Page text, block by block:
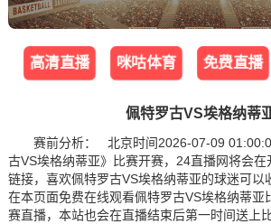
高清直播 咪咕体育 免费直播
佩特罗古VS埃格纳蒂
赛前分析： 北京时间2026-07-09
古VS埃格纳蒂亚》比赛开赛，24直播网将会在
链接，喜欢佩特罗古VS埃格纳蒂亚的球迷可以
在本页面免费在线观看佩特罗古VS埃格纳蒂亚
赛直播，本站也会在直播结束后第一时间送上